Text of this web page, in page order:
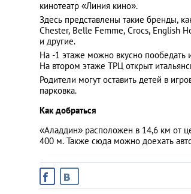
кинотеатр «Линия кино».
Здесь представлены такие бренды,
Chester, Belle Femme, Crocs, English
и другие.
На -1 этаже можно вкусно пообедать
На втором этаже ТРЦ открыт
Родители могут оставить детей в
парковка.
Как добраться
«Аладдин» расположен в 14,6 км от
400 м. Также сюда можно доехать